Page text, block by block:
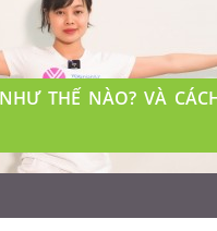
THẾ NÀO? VÀ